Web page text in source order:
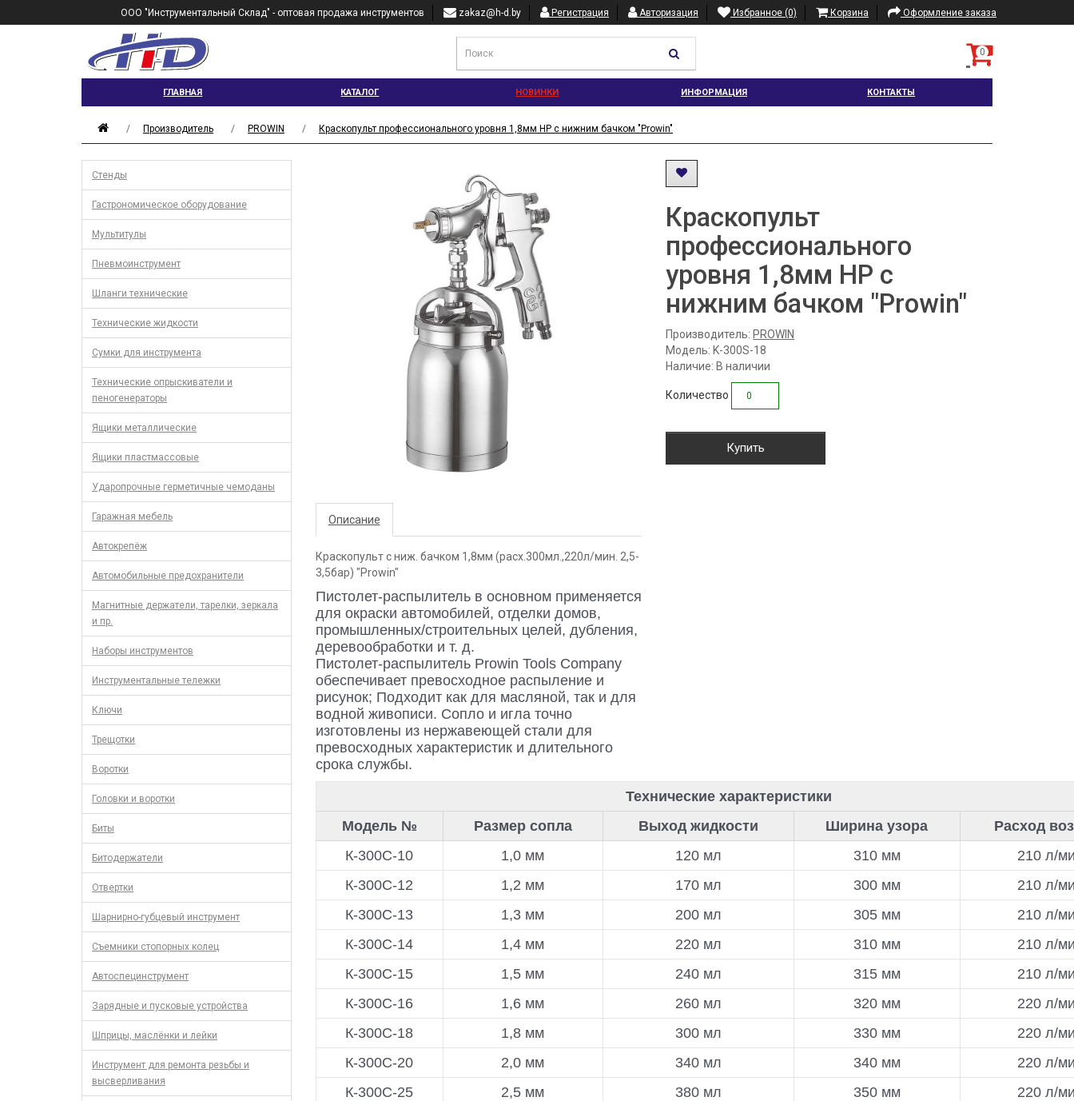
ООО "Инструментальный Склад" - оптовая продажа инструментов zakaz@h-d.by Регистрация Авторизация Избранное (0) Корзина Оформление заказа
0
ГЛАВНАЯ КАТАЛОГ НОВИНКИ ИНФОРМАЦИЯ КОНТАКТЫ
Производитель PROWIN Краскопульт профессионального уровня 1,8мм HP с нижним бачком "Prowin"
Стенды
Гастрономическое оборудование
Мультитулы
Пневмоинструмент
Шланги технические
Технические жидкости
Сумки для инструмента
Технические опрыскиватели и
пеногенераторы
Ящики металлические
Ящики пластмассовые
Ударопрочные герметичные чемоданы
Гаражная мебель
Автокрепёж
Автомобильные предохранители
Магнитные держатели, тарелки, зеркала
и пр.
Наборы инструментов
Инструментальные тележки
Ключи
Трещотки
Воротки
Головки и воротки
Биты
Битодержатели
Отвертки
Шарнирно-губцевый инструмент
Съемники стопорных колец
Автоспецинструмент
Зарядные и пусковые устройства
Шприцы, маслёнки и лейки
Инструмент для ремонта резьбы и
высверливания
Описание
Краскопульт с ниж. бачком 1,8мм (расх.300мл.,220л/мин. 2,5-
3,5бар) "Prowin"
Пистолет-распылитель в основном применяется
для окраски автомобилей, отделки домов,
промышленных/строительных целей, дубления,
деревообработки и т. д.
Пистолет-распылитель Prowin Tools Company
обеспечивает превосходное распыление и
рисунок; Подходит как для масляной, так и для
водной живописи. Сопло и игла точно
изготовлены из нержавеющей стали для
превосходных характеристик и длительного
срока службы.
Технические характеристики
Модель №
Размер сопла Выход жидкости Ширина узора
Расход
К-300С-10
1,0 мм 120 мл 310 мм
210 л/
К-300С-12
1,2 мм 170 мл 300 мм
210 л/
К-300С-13
1,3 мм 200 мл 305 мм
210 л/
К-300С-14
1,4 мм 220 мл 310 мм
210 л/
К-300С-15
1,5 мм 240 мл 315 мм
210 л/
К-300С-16
1,6 мм 260 мл 320 мм
220 л/
К-300С-18
1,8 мм 300 мл 330 мм
220 л/
К-300С-20
2,0 мм 340 мл 340 мм
220 л/
К-300С-25
2,5 мм 380 мл 350 мм
220 л/
Краскопульт
профессионального
уровня 1,8мм HP с
нижним бачком "Prowin"
Производитель: PROWIN
Модель: K-300S-18
Наличие: В наличии
Количество
Купить